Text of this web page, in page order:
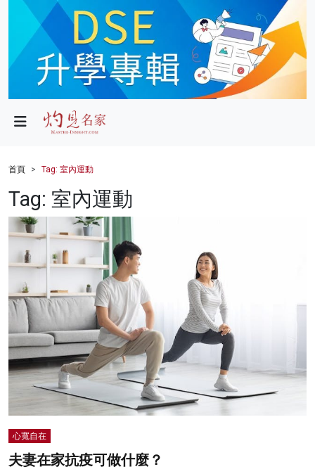
政局
財經
健康
商業
影片
名家榜
灼見活動
關於我們
首頁 Tag: 室內運動
Tag: 室內運動
心寬自在
夫妻在家抗疫可做什麼？